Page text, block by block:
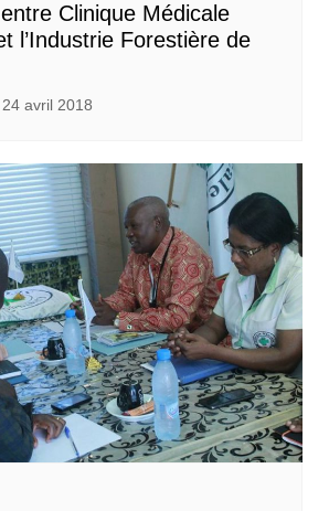
Clinique Médicale
l’Industrie Forestière de
24 avril 2018